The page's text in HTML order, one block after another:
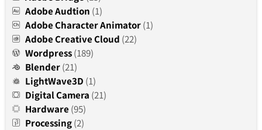
Adobe Audtion (1)
Adobe Character Animator(1)
Adobe Creative Cloud (22)
Wordpress(189)
Blender(21)
LightWave3D (1)
Digital Camera (21)
Hardware (95)
Processing(2)